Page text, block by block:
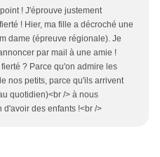
! J'éprouve justement
! Hier, ma fille a décroché une
dame (épreuve régionale). Je
par mail à une amie !
? Parce qu'on admire les
nos petits, parce qu'ils arrivent
quotidien)<br /> à nous
d'avoir des enfants !<br />